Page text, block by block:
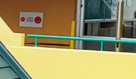
プライバシーポリシー